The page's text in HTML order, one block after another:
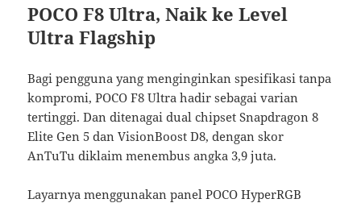
POCO F8 Ultra, Naik ke Level
Ultra Flagship
Bagi pengguna yang menginginkan spesifikasi tanpa
kompromi, POCO F8 Ultra hadir sebagai varian
tertinggi. Dan ditenagai dual chipset Snapdragon 8
Elite Gen 5 dan VisionBoost D8, dengan skor
AnTuTu diklaim menembus angka 3,9 juta.
Layarnya menggunakan panel POCO HyperRGB